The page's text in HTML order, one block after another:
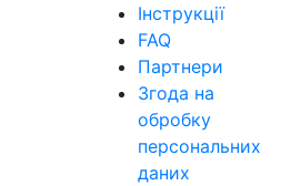
Інструкції
FAQ
Партнери
Згода на
обробку
персональних
даних